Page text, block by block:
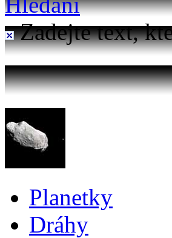
Zadejte text,
Planetky
Dráhy